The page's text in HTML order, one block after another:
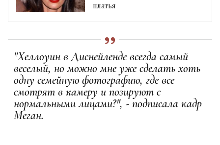
платья
"Хеллоуин в Диснейленде всегда самый
веселый, но можно мне уже сделать хоть
одну семейную фотографию, где все
смотрят в камеру и позируют с
нормальными лицами?", - подписала кадр
Меган.